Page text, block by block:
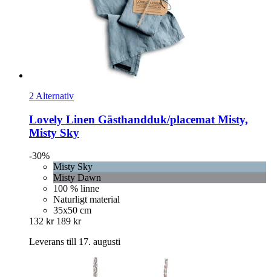
2 Alternativ
Lovely Linen Gästhandduk/placemat Misty,
Misty Sky
-30%
Misty Sky
Misty Dawn
100 % linne
Naturligt material
35x50 cm
132 kr 189 kr
Leverans till 17. augusti